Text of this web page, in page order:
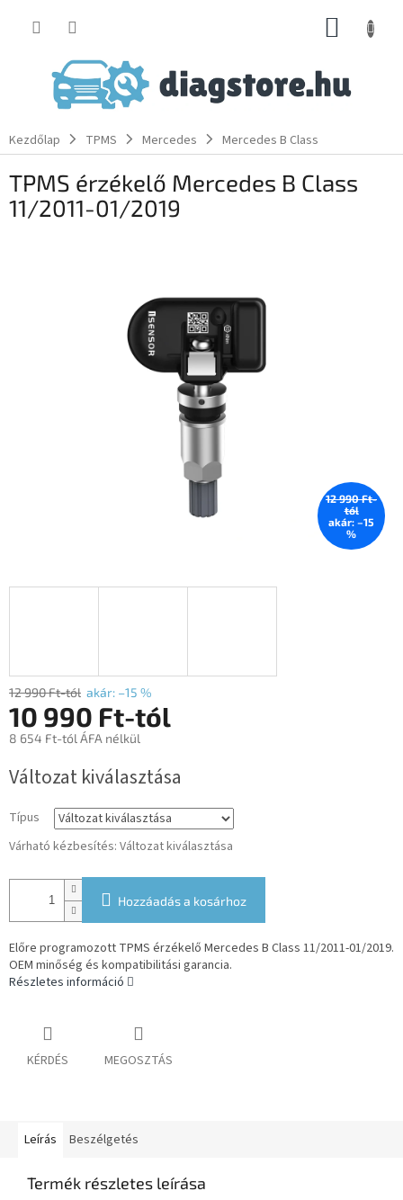
KOSÁR
Kezdőlap TPMS Mercedes Mercedes B Class
TPMS érzékelő Mercedes B Class
11/2011-01/2019
12 990 Ft-
tól
akár: –15
%
12 990 Ft-tól akár: –15 %
10 990 Ft-tól
8 654 Ft-tól ÁFA nélkül
Változat kiválasztása
Típus
Várható kézbesítés: Változat kiválasztása
Hozzáadás a kosárhoz
Előre programozott TPMS érzékelő Mercedes B Class 11/2011-01/2019.
OEM minőség és kompatibilitási garancia.
Részletes információ
KÉRDÉS MEGOSZTÁS
Leírás Beszélgetés
Termék részletes leírása